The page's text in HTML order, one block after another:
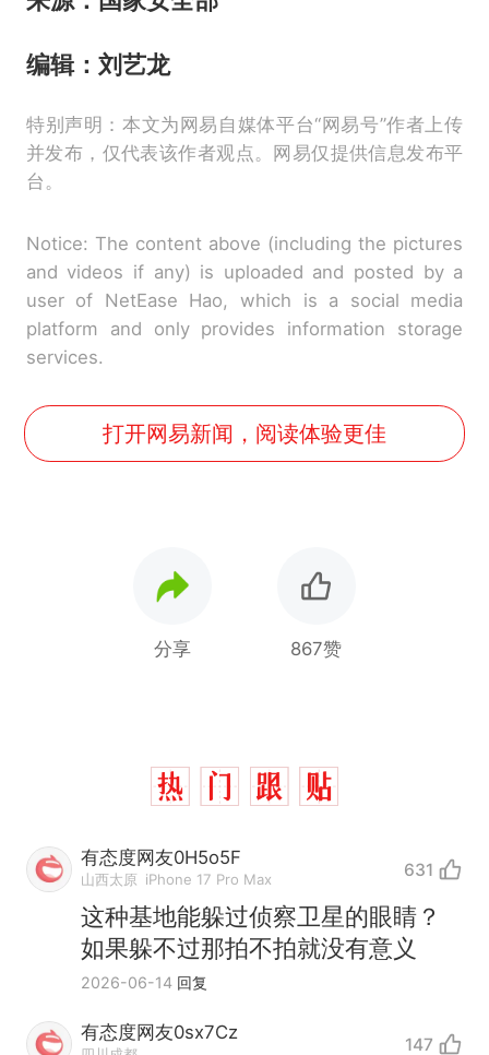
编辑：刘艺龙
特别声明：本文为网易自媒体平台“网易号”作者上传
并发布，仅代表该作者观点。网易仅提供信息发布平
台。
Notice: The content above (including the pictures
and videos if any) is uploaded and posted by a
user of NetEase Hao, which is a social media
platform and only provides information storage
services.
打开网易新闻，阅读体验更佳
分享 867赞
有态度网友0H5o5F
山西太原 iPhone 17 Pro Max 631
这种基地能躲过侦察卫星的眼睛？
如果躲不过那拍不拍就没有意义
2026-06-14 回复
有态度网友0sx7Cz
147